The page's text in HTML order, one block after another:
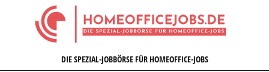
HOMEOFFICEJOBS.DE
DIE SPEZIAL-JOBBÖRSE FÜR HOMEOFFICE-JOBS